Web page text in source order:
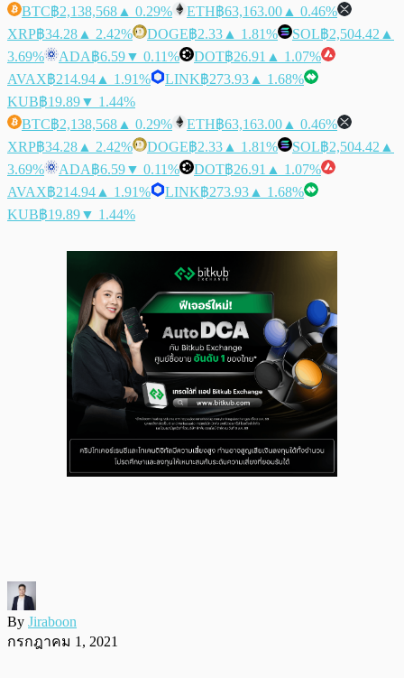
BTC฿2,138,568 ▲ 0.29% ETH฿63,163.00 ▲ 0.46%
XRP฿34.28 ▲ 2.42% DOGE฿2.33 ▲ 1.81% SOL฿2,504.42 ▲
3.69%
ADA฿6.59▼ 0.11% DOT฿26.91 ▲ 1.07%
AVAX฿214.94 ▲ 1.91% LINK฿273.93 ▲ 1.68%
KUB฿19.89▼ 1.44%
BTC฿2,138,568 ▲ 0.29% ETH฿63,163.00 ▲ 0.46%
XRP฿34.28 ▲ 2.42% DOGE฿2.33 ▲ 1.81% SOL฿2,504.42 ▲
3.69%
ADA฿6.59▼ 0.11% DOT฿26.91 ▲ 1.07%
AVAX฿214.94 ▲ 1.91% LINK฿273.93 ▲ 1.68%
KUB฿19.89▼ 1.44%
By Jiraboon
กรกฎาคม 1, 2021